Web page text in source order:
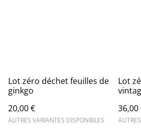
Lot zéro déchet feuilles de
ginkgo
20,00 €
AUTRES VARIANTES DISPONIBLES
Lot
36,00